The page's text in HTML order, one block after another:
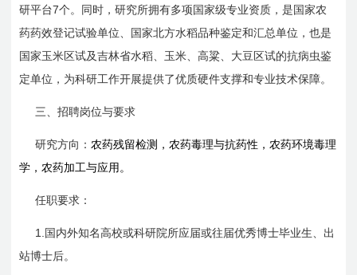
研平台7个。同时，研究所拥有多项国家级专业资质，是国家农
药药效登记试验单位、国家北方水稻品种鉴定和汇总单位，也是
国家玉米区试及吉林省水稻、玉米、高粱、大豆区试的抗病虫鉴
定单位，为科研工作开展提供了优质硬件支撑和专业技术保障。
三、招聘岗位与要求
研究方向： 农药残留检测，农药毒理与抗药性，农药环境毒理
学，农药加工与应用。
任职要求：
1. 国内外知名高校或科研院所应届或往届优秀博士毕业生、出
站博士后。